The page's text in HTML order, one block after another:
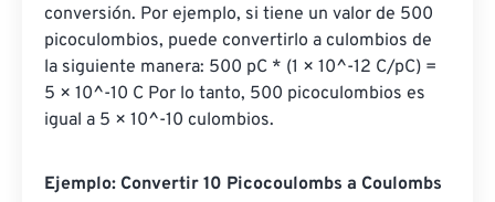
conversión. Por ejemplo, si tiene un valor de 500
picoculombios, puede convertirlo a culombios de
la siguiente manera: 500 pC * (1 × 10^-12 C/pC) =
5 × 10^-10 C Por lo tanto, 500 picoculombios es
igual a 5 × 10^-10 culombios.
Ejemplo: Convertir 10 Picocoulombs a Coulombs